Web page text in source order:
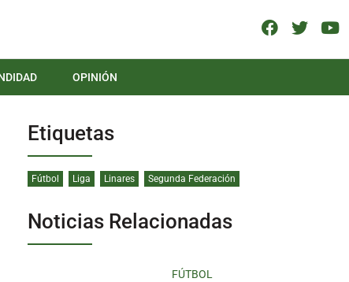
OPINIÓN
Etiquetas
Fútbol Liga Linares Segunda Federación
Noticias Relacionadas
FÚTBOL